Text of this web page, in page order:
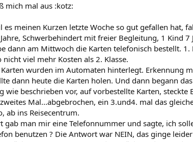
mich mal aus :kotz:
es meinen Kurzen letzte Woche so gut gefallen hat,
Schwerbehindert mit freier Begleitung, 1 Kind 7
dann am Mittwoch die Karten telefonisch bestellt.
nicht viel mehr Kosten als 2. Klasse.
wurden im Automaten hinterlegt. Erkennung
dann heute die Karten holen. Und dann begann
wie beschrieben vor, auf vorbestellte Karten, steckte
Mal...abgebrochen, ein 3.und4. mal das
ab ins Reisecentrum.
gab man mir eine Telefonnummer und sagte, ich
benutzen ? Die Antwort war NEIN, das ginge